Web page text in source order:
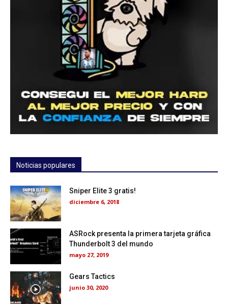
Noticias populares
Sniper Elite 3 gratis!
diciembre 6, 2018
ASRock presenta la primera tarjeta gráfica
Thunderbolt 3 del mundo
mayo 27, 2019
Gears Tactics
junio 30, 2020